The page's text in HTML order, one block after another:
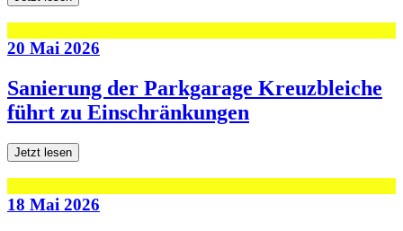
20 Mai 2026
Sanierung der Parkgarage Kreuzbleiche
führt zu Einschränkungen
Jetzt lesen
18 Mai 2026